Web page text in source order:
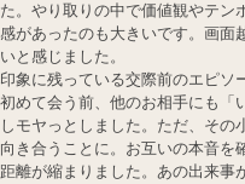
た。やり取りの中で価値観やテン
感があったのも大きいです。画面
いと感じました。
印象に残っている交際前のエピソ
初めて会う前、他のお相手にも「
しモヤっとしました。ただ、その
向き合うことに。お互いの本音を
距離が縮まりました。あの出来事